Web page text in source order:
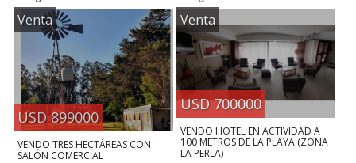
Venta
USD 899000
VENDO TRES HECTÁREAS CON
SALÓN COMERCIAL
Venta
USD 700000
VENDO HOTEL EN ACTIVIDAD A
100 METROS DE LA PLAYA (ZONA
LA PERLA)